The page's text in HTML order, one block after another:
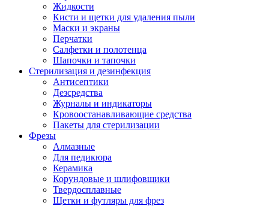
Жидкости
Кисти и щетки для удаления пыли
Маски и экраны
Перчатки
Салфетки и полотенца
Шапочки и тапочки
Стерилизация и дезинфекция
Антисептики
Дезсредства
Журналы и индикаторы
Кровоостанавливающие средства
Пакеты для стерилизации
Фрезы
Алмазные
Для педикюра
Керамика
Корундовые и шлифовщики
Твердосплавные
Щетки и футляры для фрез